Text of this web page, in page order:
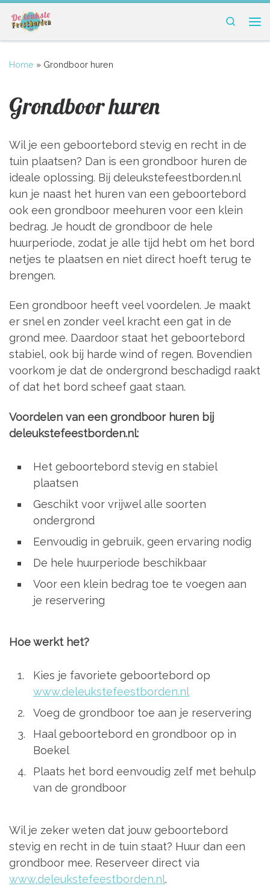
Ga naar inhoud
Search
Home » Grondboor huren
Grondboor huren
Wil je een geboortebord stevig en recht in de
tuin plaatsen? Dan is een grondboor huren de
ideale oplossing. Bij deleukstefeestborden.nl
kun je naast het huren van een geboortebord
ook een grondboor meehuren voor een klein
bedrag. Je houdt de grondboor de hele
huurperiode, zodat je alle tijd hebt om het bord
netjes te plaatsen en niet direct hoeft terug te
brengen.
Een grondboor heeft veel voordelen. Je maakt
er snel en zonder veel kracht een gat in de
grond mee. Daardoor staat het geboortebord
stabiel, ook bij harde wind of regen. Bovendien
voorkom je dat de ondergrond beschadigd raakt
of dat het bord scheef gaat staan.
Voordelen van een grondboor huren bij
deleukstefeestborden.nl:
Het geboortebord stevig en stabiel
plaatsen
Geschikt voor vrijwel alle soorten
ondergrond
Eenvoudig in gebruik, geen ervaring nodig
De hele huurperiode beschikbaar
Voor een klein bedrag toe te voegen aan
je reservering
Hoe werkt het?
Kies je favoriete geboortebord op
www.deleukstefeestborden.nl
Voeg de grondboor toe aan je reservering
Haal geboortebord en grondboor op in
Boekel
Plaats het bord eenvoudig zelf met behulp
van de grondboor
Wil je zeker weten dat jouw geboortebord
stevig en recht in de tuin staat? Huur dan een
grondboor mee. Reserveer direct via
www.deleukstefeestborden.nl.